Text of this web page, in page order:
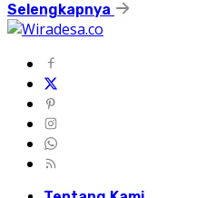
Selengkapnya